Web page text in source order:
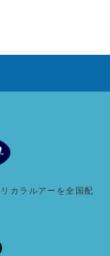
カラルアーを全国配